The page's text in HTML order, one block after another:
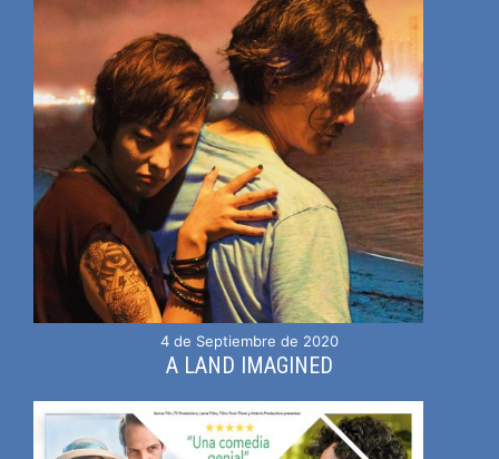
4 de Septiembre de 2020
A LAND IMAGINED